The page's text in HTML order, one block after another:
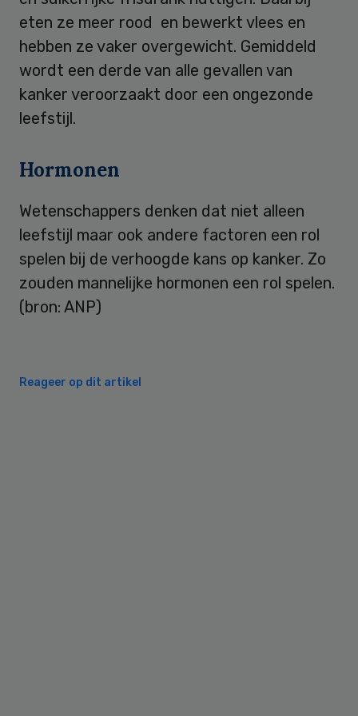
eten ze meer rood en bewerkt vlees en
hebben ze vaker overgewicht. Gemiddeld
wordt een derde van alle gevallen van
kanker veroorzaakt door een ongezonde
leefstijl.
Hormonen
Wetenschappers denken dat niet alleen
leefstijl maar ook andere factoren een rol
spelen bij de verhoogde kans op kanker. Zo
zouden mannelijke hormonen een rol spelen.
(bron: ANP)
Reageer op dit artikel